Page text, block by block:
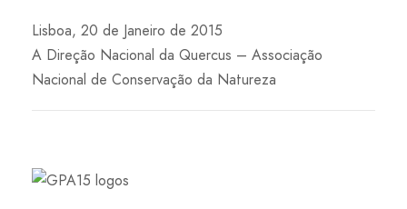
Lisboa, 20 de Janeiro de 2015
A Direção Nacional da Quercus – Associação
Nacional de Conservação da Natureza